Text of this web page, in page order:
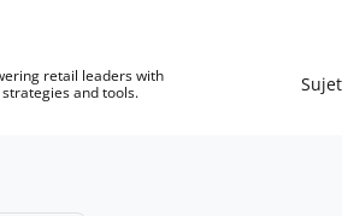
retail leaders with
and tools.